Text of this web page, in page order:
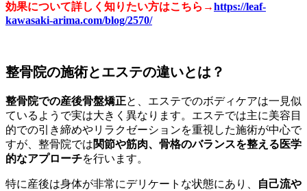
効果について詳しく知りたい方はこちら→https://leaf-
kawasaki-arima.com/blog/2570/
整骨院の施術とエステの違いとは？
整骨院での産後骨盤矯正と、エステでのボディケアは一見似
ているようで実は大きく異なります。エステでは主に美容目
的での引き締めやリラクゼーションを重視した施術が中心で
すが、整骨院では関節や筋肉、骨格のバランスを整える医学
的なアプローチを行います。
特に産後は身体が非常にデリケートな状態にあり、
自己流や